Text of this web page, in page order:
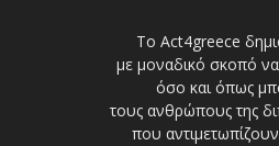
Το Act4greece
με μοναδικό σκοπό
όσο και όπως
τους ανθρώπους της
που